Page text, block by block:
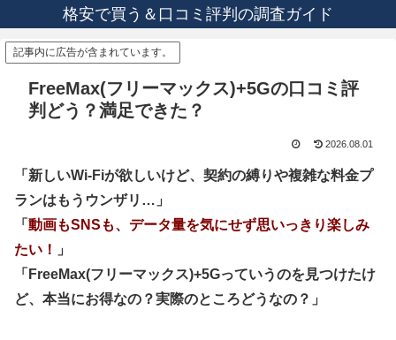
格安で買う＆口コミ評判の調査ガイド
記事内に広告が含まれています。
FreeMax(フリーマックス)+5Gの口コミ評
判どう？満足できた？
2026.08.01
「新しいWi-Fiが欲しいけど、契約の縛りや複雑な料金プ
ランはもうウンザリ…」
「 動画もSNSも、データ量を気にせず思いっきり楽しみ
たい！
」
「FreeMax(フリーマックス)+5Gっていうのを見つけたけ
ど、本当にお得なの？実際のところどうなの？」